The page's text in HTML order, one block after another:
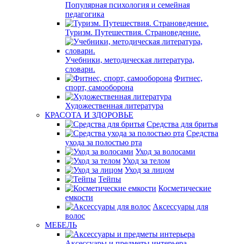
Популярная психология и семейная
педагогика
Туризм. Путешествия. Страноведение.
Учебники, методическая литература,
словари.
Фитнес,
спорт, самооборона
Художественная литература
КРАСОТА И ЗДОРОВЬЕ
Средства для бритья
Средства
ухода за полостью рта
Уход за волосами
Уход за телом
Уход за лицом
Тейпы
Косметические
емкости
Аксессуары для
волос
МЕБЕЛЬ